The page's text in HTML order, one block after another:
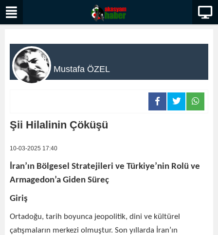
Mustafa ÖZEL
Şii Hilalinin Çöküşü
10-03-2025 17:40
İran’ın Bölgesel Stratejileri ve Türkiye’nin Rolü ve
Armagedon’a Giden Süreç
Giriş
Ortadoğu, tarih boyunca jeopolitik, dini ve kültürel
çatışmaların merkezi olmuştur. Son yıllarda İran’ın